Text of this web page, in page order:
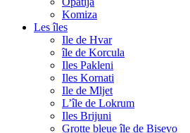
Komiza
Les îles
Ile de Hvar
île de Korcula
Iles Pakleni
Iles Kornati
Ile de Mljet
L’île de Lokrum
Iles Brijuni
Grotte bleue île de Bisevo